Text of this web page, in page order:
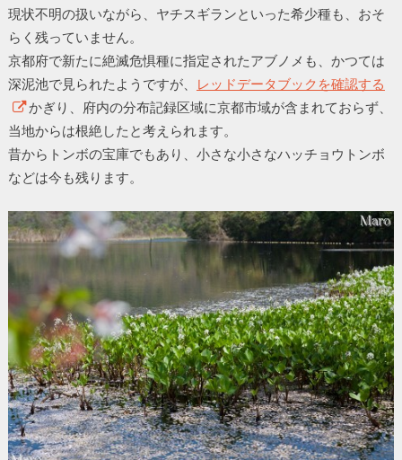
現状不明の扱いながら、ヤチスギランといった希少種も、おそ
らく残っていません。
京都府で新たに絶滅危惧種に指定されたアブノメも、かつては
深泥池で見られたようですが、
レッドデータブックを確認する
かぎり、府内の分布記録区域に京都市域が含まれておらず、
当地からは根絶したと考えられます。
昔からトンボの宝庫でもあり、小さな小さなハッチョウトンボ
などは今も残ります。